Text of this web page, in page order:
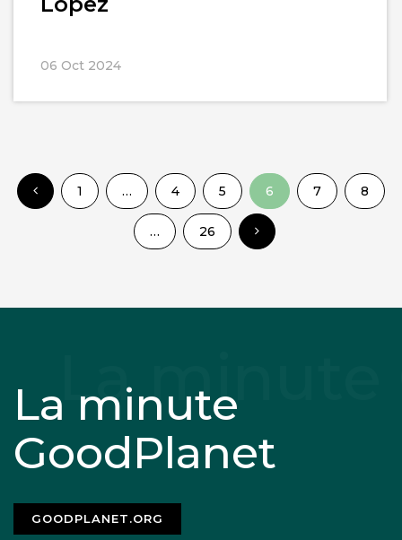
06 Oct 2024
1 … 4 5 6 7 8
… 26
La minute
GoodPlanet
GOODPLANET.ORG